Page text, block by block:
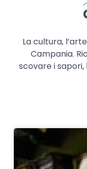
La cultura,
Campania.
scovare i